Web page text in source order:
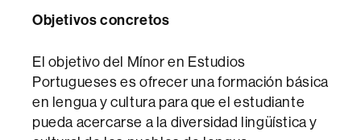
Objetivos concretos
El objetivo del Mínor en Estudios
Portugueses es ofrecer una formación básica
en lengua y cultura para que el estudiante
pueda acercarse a la diversidad lingüística y